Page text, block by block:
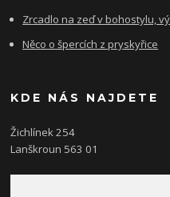
Zrcadlo na zeď v bohostylu,
Něco o špercích z pryskyřice
KDE NÁS NAJDETE
Žichlínek 254
Lanškroun 563 01